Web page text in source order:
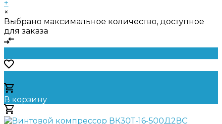
+
×
Выбрано максимальное количество, доступное
для заказа
В корзину